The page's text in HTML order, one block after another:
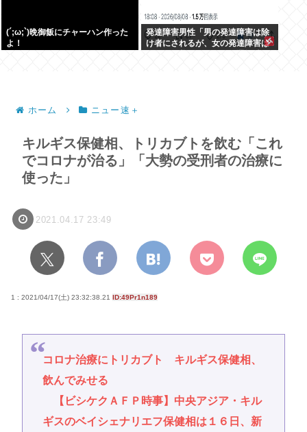
(´;ω;`)晩御飯にチャーハン作った
よ！
発達障害男性「男の発達障害は除
け者にされるが、女の発達障害は
ホーム ニュー速＋
キルギス保健相、トリカブトを飲む「これ
でコロナが治る」「大勢の受刑者の治療に
使った」
2021.04.17 23:49
1 : 2021/04/17(土) 23:32:38.21 ID:49Pr1n189
コロナ治療にトリカブト キルギス保健相、
飲んでみせる
【ビシケクＡＦＰ時事】中央アジア・キル
ギスのベイシェナリエフ保健相は１６日、新